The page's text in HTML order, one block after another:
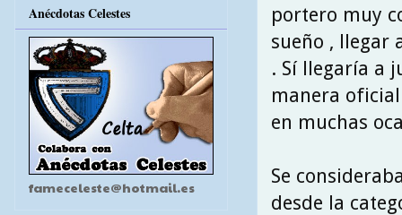
portero muy
sueño ,
. Sí llegaría a
manera
en muchas
Se
desde la
Anécdotas Celestes
fameceleste@hotmail.es